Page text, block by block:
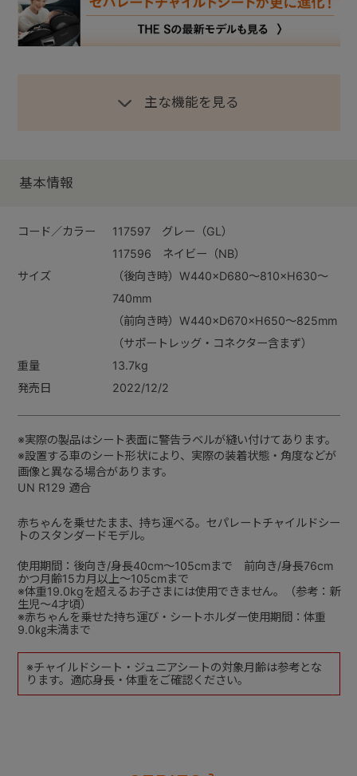
基本情報
コード／カラー
117597 グレー（GL）
117596 ネイビー（NB）
サイズ
（後向き時）W440×D680～810×H630～
740mm
（前向き時）W440×D670×H650～825mm
（サポートレッグ・コネクター含まず）
重量
13.7kg
発売日
2022/12/2
※実際の製品はシート表面に警告ラベルが縫い付けてあります。
※設置する車のシート形状により、実際の装着状態・角度などが
画像と異なる場合があります。
UN R129 適合
主な機能を見る
赤ちゃんを乗せたまま、持ち運べる。セパレートチャイルドシー
トのスタンダードモデル。
使用期間：後向き/身長40cm～105cmまで 前向き/身長76cm
かつ月齢15カ月以上～105cmまで
※体重19.0kgを超えるお子さまには使用できません。（参考：新
生児～4才頃）
※赤ちゃんを乗せた持ち運び・シートホルダー使用期間：体重
9.0㎏未満まで
※チャイルドシート・ジュニアシートの対象月齢は参考とな
ります。適応身長・体重をご確認ください。